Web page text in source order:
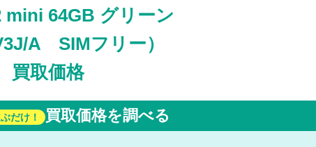
mini 64GB グリーン
A SIMフリー）
買取価格
だけ！ 買取価格を調べる